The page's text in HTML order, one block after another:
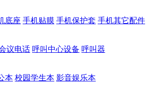
底座 手机贴膜 手机保护套 手机其它配件
议电话 呼叫中心设备 呼叫器
本 校园学生本 影音娱乐本